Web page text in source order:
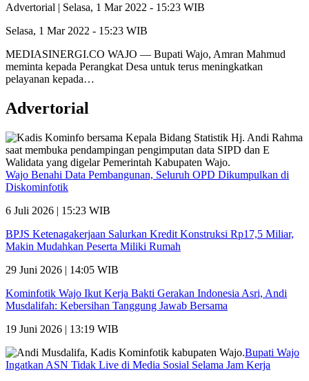
Advertorial | Selasa, 1 Mar 2022 - 15:23 WIB
Selasa, 1 Mar 2022 - 15:23 WIB
MEDIASINERGI.CO WAJO — Bupati Wajo, Amran Mahmud
meminta kepada Perangkat Desa untuk terus meningkatkan
pelayanan kepada…
Advertorial
Wajo Benahi Data Pembangunan, Seluruh OPD Dikumpulkan di
Diskominfotik
6 Juli 2026 | 15:23 WIB
BPJS Ketenagakerjaan Salurkan Kredit Konstruksi Rp17,5 Miliar,
Makin Mudahkan Peserta Miliki Rumah
29 Juni 2026 | 14:05 WIB
Kominfotik Wajo Ikut Kerja Bakti Gerakan Indonesia Asri, Andi
Musdalifah: Kebersihan Tanggung Jawab Bersama
19 Juni 2026 | 13:19 WIB
Bupati Wajo
Ingatkan ASN Tidak Live di Media Sosial Selama Jam Kerja